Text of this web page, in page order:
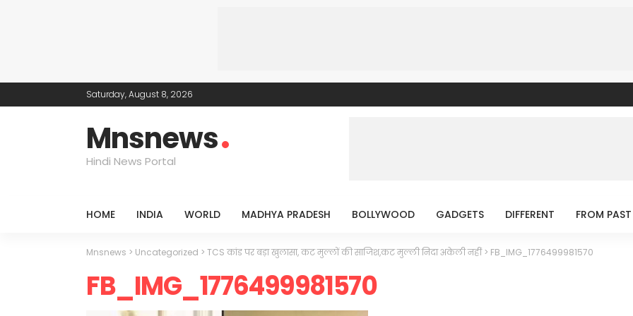
Saturday, August 8, 2026
Mnsnews
Hindi News Portal
HOME INDIA WORLD MADHYA PRADESH BOLLYWOOD GADGETS DIFFERENT FROM PAST
Mnsnews > Uncategorized > TCS कांड पर बड़ा खुलासा, कट मुल्लों की साजिश,कट मुल्ली निदा अकेली नहीं> FB_IMG_1776499981570
FB_IMG_1776499981570